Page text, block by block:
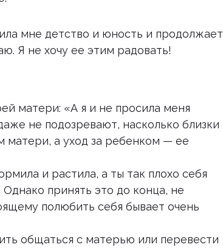
мне детство и юность и продолжает
Я не хочу ее этим радовать!
матери: «А я и не просила меня
не подозревают, насколько близки
матери, а уход за ребенком — ее
и растила, а ты так плохо себя
принять это до конца, не
полюбить себя бывает очень
общаться с матерью или перевести